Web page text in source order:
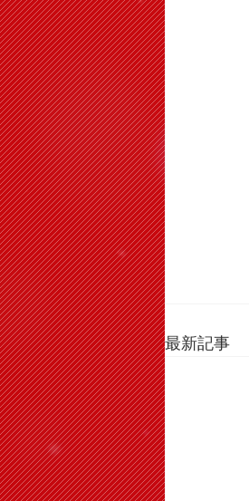
最新記事